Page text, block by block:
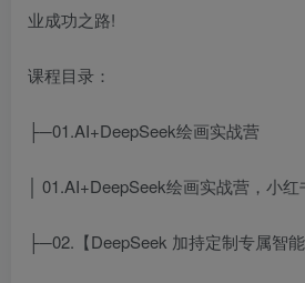
业成功之路!​
课程目录：
├─01.AI+DeepSeek绘画实战营
│ 01.AI+DeepSeek绘画实战营，小
├─02.【DeepSeek 加持定制专属智